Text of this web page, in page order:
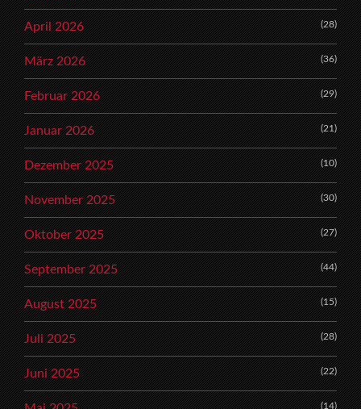
April 2026 (28)
März 2026 (36)
Februar 2026 (29)
Januar 2026 (21)
Dezember 2025 (10)
November 2025 (30)
Oktober 2025 (27)
September 2025 (44)
August 2025 (15)
Juli 2025 (28)
Juni 2025 (22)
(14)